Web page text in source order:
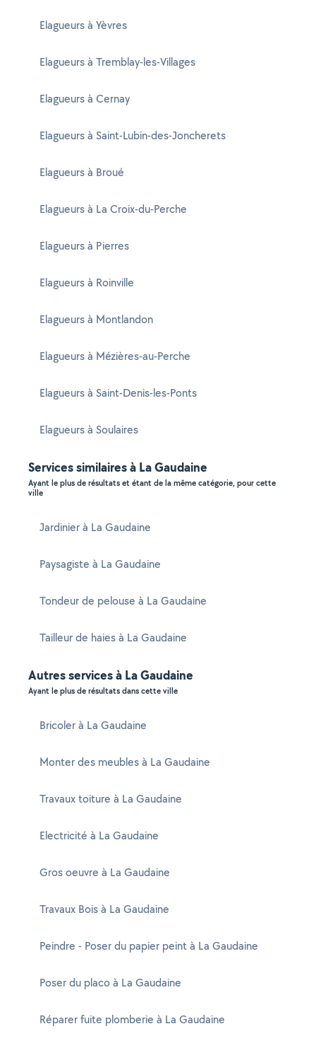
Elagueurs à Yèvres
Elagueurs à Tremblay-les-Villages
Elagueurs à Cernay
Elagueurs à Saint-Lubin-des-Joncherets
Elagueurs à Broué
Elagueurs à La Croix-du-Perche
Elagueurs à Pierres
Elagueurs à Roinville
Elagueurs à Montlandon
Elagueurs à Mézières-au-Perche
Elagueurs à Saint-Denis-les-Ponts
Elagueurs à Soulaires
Services similaires à La Gaudaine
Ayant le plus de résultats et étant de la même catégorie, pour cette
ville
Jardinier à La Gaudaine
Paysagiste à La Gaudaine
Tondeur de pelouse à La Gaudaine
Tailleur de haies à La Gaudaine
Autres services à La Gaudaine
Ayant le plus de résultats dans cette ville
Bricoler à La Gaudaine
Monter des meubles à La Gaudaine
Travaux toiture à La Gaudaine
Electricité à La Gaudaine
Gros oeuvre à La Gaudaine
Travaux Bois à La Gaudaine
Peindre - Poser du papier peint à La Gaudaine
Poser du placo à La Gaudaine
Réparer fuite plomberie à La Gaudaine